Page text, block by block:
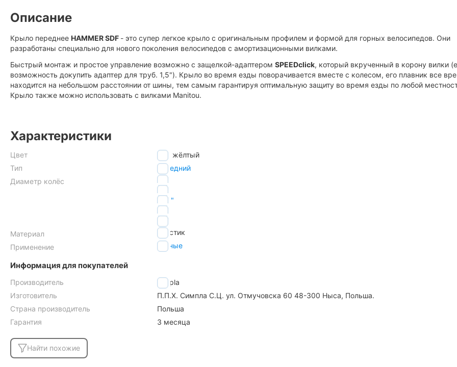
Описание
Крыло переднее HAMMER SDF - это супер легкое крыло с оригинальным профилем и формой для горных велосипедов. Они
разработаны специально для нового поколения велосипедов с амортизационными вилками.
Быстрый монтаж и простое управление возможно с защелкой-адаптером SPEEDclick, который вкрученный в корону вилки
возможность докупить адаптер для труб. 1,5"). Крыло во время езды поворачивается вместе с колесом, его плавник все
находится на небольшом расстоянии от шины, тем самым гарантируя оптимальную защиту во время езды по любой
Крыло также можно использовать с вилками Manitou.
Характеристики
Цвет
жёлтый
Тип
передний
Диаметр колёс
24"
26"
27.5"
28"
29"
Материал
пластик
Применение
горные
Информация для покупателей
Производитель
Simpla
Изготовитель
П.П.Х. Симпла С.Ц. ул. Отмучовска 60 48-300 Ныса, Польша.
Страна производитель
Польша
Гарантия
3 месяца
Найти похожие